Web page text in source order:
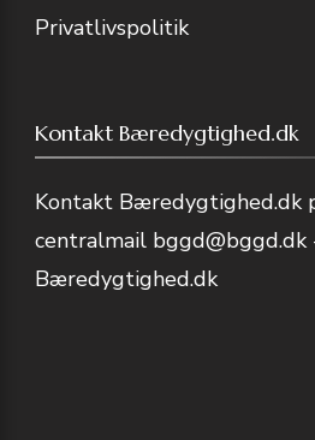
Privatlivspolitik
Kontakt Bæredygtighed.dk
Kontakt Bæredygtighed.dk
centralmail bggd@bggd.dk
Bæredygtighed.dk